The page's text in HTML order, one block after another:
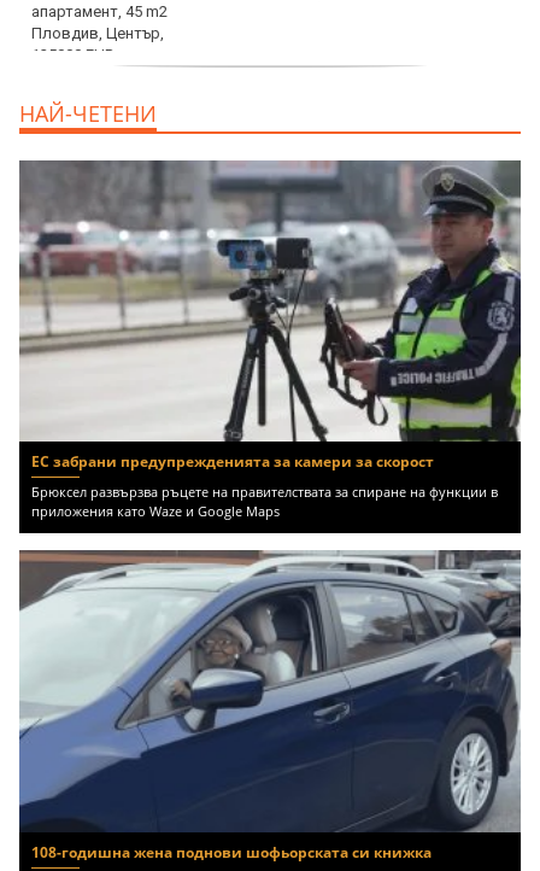
НАЙ-ЧЕТЕНИ
ЕС забрани предупрежденията за камери за скорост
Брюксел развързва ръцете на правителствата за спиране на функции в
приложения като Waze и Google Maps
108-годишна жена поднови шофьорската си книжка